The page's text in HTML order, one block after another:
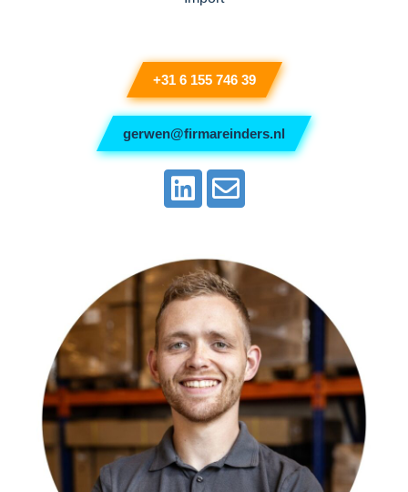
+31 6 155 746 39
gerwen@firmareinders.nl